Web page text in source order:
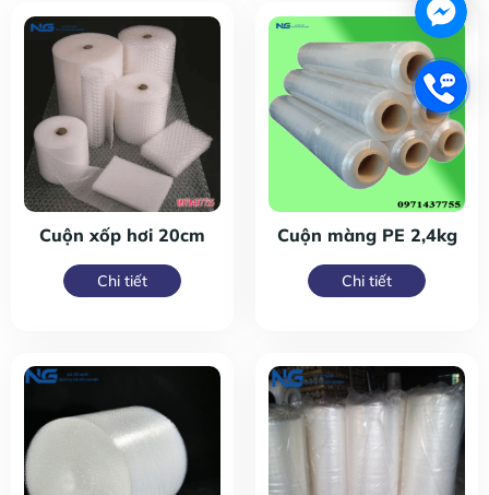
Cuộn xốp hơi 20cm
Chi tiết
Cuộn màng PE 2,4kg
Chi tiết